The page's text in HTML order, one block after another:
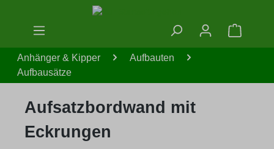
Zum Hauptinhalt springen
Anhänger & Kipper
Aufbauten
Aufbausätze
Aufsatzbordwand mit
Eckrungen